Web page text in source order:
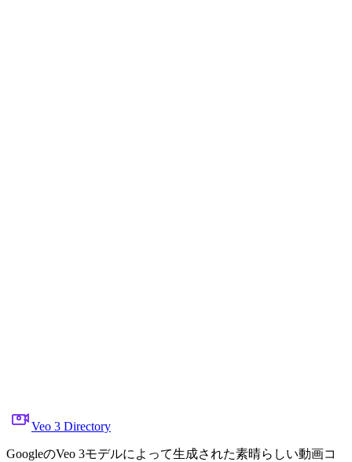
Tim Rocktäschel
Veo 3 Directory
GoogleのVeo 3モデルによって生成された素晴らしい動画コ